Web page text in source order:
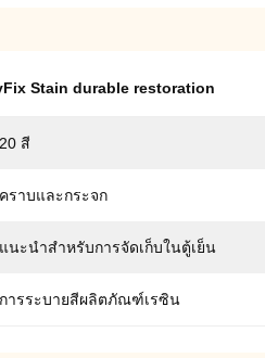
Stain durable restoration
20 สี
คราบและกระจก
แนะนำสำหรับการจัดเก็บในตู้เย็น
การระบายสีผลิตภัณฑ์เรซิน